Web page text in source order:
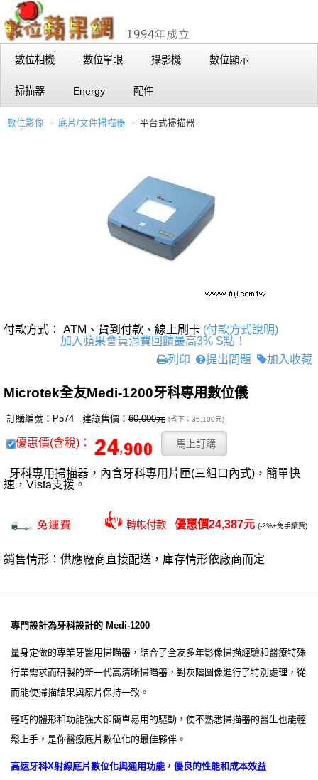
數位相機 數位單眼 攝影機 數位顯示
掃描器 Energy 配件
數位影像 底片/文件掃描器 平台式掃描器
付款方式： ATM、貨到付款、線上刷卡 (付款方式說明)
加入蘋果會員消費回饋最高3% S點！
列印
提出問題 加入收藏
Microtek全友Medi-1200牙科專用數位儀
訂購編號：P574 建議售價： 60,000元 (省下：35,100元)
優惠價(含稅)：
牙科專用掃描器，內含牙科專用片匣(三組口內式)，簡單快
速，Vista支援。
轉帳付款 優惠價24,387元 (-2%+免手續費)
銷售情形：供應廠商直接配送，庫存情形依廠商而定
專門設計為牙科設計的 Medi-1200
量身定做的專業牙醫用掃瞄器，結合了全友多年影像掃描經驗和醫療特殊
行業需求而研製的新一代高清晰掃瞄器，對灰階圖像進行了特別處理，從
而能使掃描結果與原片保持一致。
輕巧的體形和功能強大卻簡單易用的驅動，使不熟悉掃描器的醫生也能輕
鬆上手，是你醫療底片數位化的最佳夥伴。
高速牙科X射線底片數位化與通用功能，優良的性能和成本效益